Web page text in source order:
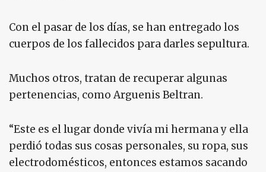
Con el pasar de los días, se han entregado los
cuerpos de los fallecidos para darles sepultura.
Muchos otros, tratan de recuperar algunas
pertenencias, como Arguenis Beltran.
“Este es el lugar donde vivía mi hermana y ella
perdió todas sus cosas personales, su ropa, sus
electrodomésticos, entonces estamos sacando